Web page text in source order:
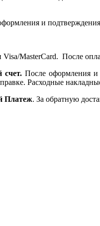
и
Visa/MasterCard. После
счет. После оформления и
Расходные
Платеж. За обратную